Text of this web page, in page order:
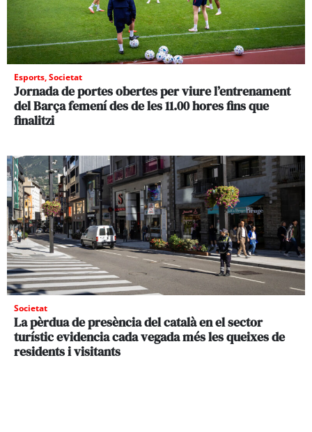
Esports,Societat
Jornada de portes obertes per viure l’entrenament
del Barça femení des de les 11.00 hores fins que
finalitzi
Societat
La pèrdua de presència del català en el sector
turístic evidencia cada vegada més les queixes de
residents i visitants